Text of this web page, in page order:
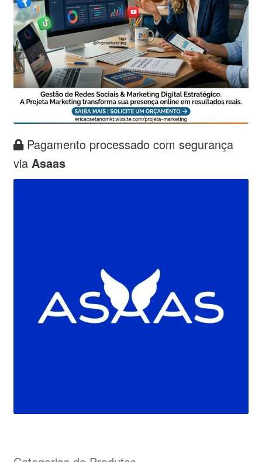
Pagamento processado com segurança
via Asaas